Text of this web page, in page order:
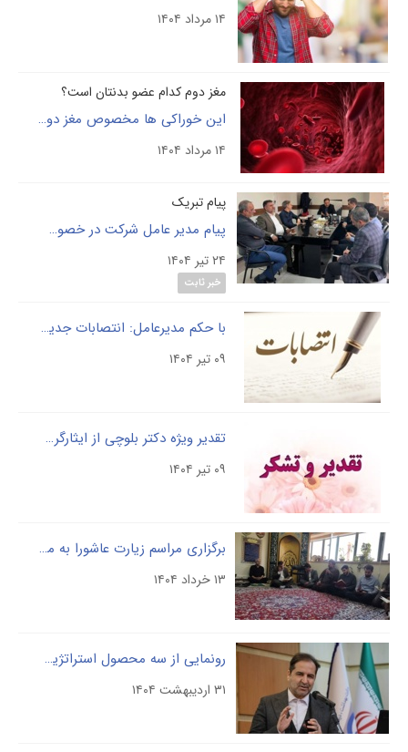
۱۴ مرداد ۱۴۰۴
مغز دوم کدام عضو بدنتان است؟
این خوراکی ها مخصوص مغز دوم شماست
۱۴ مرداد ۱۴۰۴
پیام تبریک
پیام مدیر عامل شرکت در خصوص گرامیداشت روز حراست
۲۴ تیر ۱۴۰۴
خبر ثابت
با حکم مدیرعامل: انتصابات جدید در سطوح مدیریتی شرکت؛ مدیر حوزه مدیرعامل و روابط عمومی، مدیر حقوقی ، مدیرکل امور مالی و مشاور مدیرعامل در امور فنی منصوب شدند
۰۹ تیر ۱۴۰۴
تقدیر ویژه دکتر بلوچی از ایثارگری پرسنل و همکارانی که در شرایط بحران ۱۲ روز جنگ تحمیلی حضور داشتند
۰۹ تیر ۱۴۰۴
برگزاری مراسم زیارت عاشورا به مناسبت شهادت امام باقر(ع) و رحلت بنیانگذار جمهوری اسلامی ایران
۱۳ خرداد ۱۴۰۴
رونمایی از سه محصول استراتژیک سرولوژیک با فناوری بومی در سال «سرمایه گذاری برای تولید»